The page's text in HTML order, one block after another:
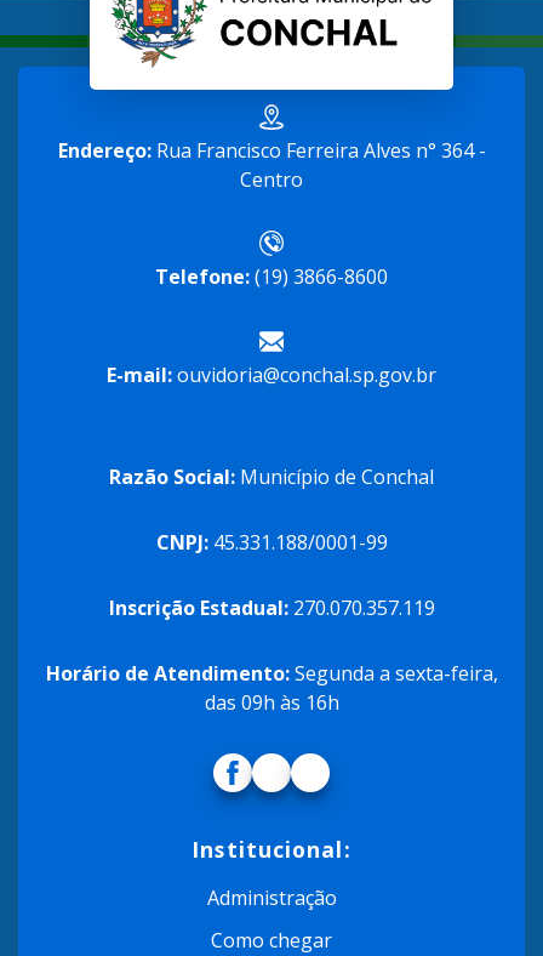
Endereço:Rua Francisco Ferreira Alves n° 364 -
Centro
Telefone:(19) 3866-8600
E-mail:ouvidoria@conchal.sp.gov.br
Razão Social: Município de Conchal
CNPJ:45.331.188/0001-99
Inscrição Estadual:270.070.357.119
Horário de Atendimento:Segunda a sexta-feira,
das 09h às 16h
Institucional:
Administração
Como chegar